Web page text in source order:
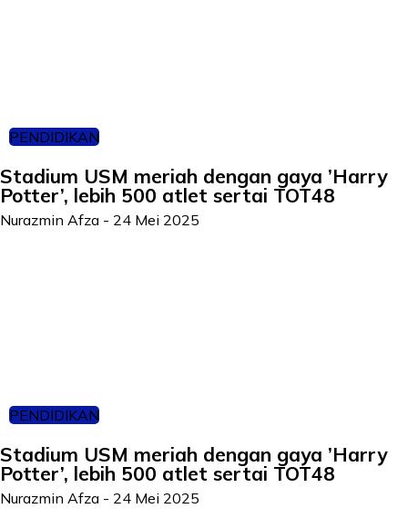
PENDIDIKAN
Stadium USM meriah dengan gaya ’Harry
Potter’, lebih 500 atlet sertai TOT48
Nurazmin Afza - 24 Mei 2025
PENDIDIKAN
Stadium USM meriah dengan gaya ’Harry
Potter’, lebih 500 atlet sertai TOT48
Nurazmin Afza - 24 Mei 2025